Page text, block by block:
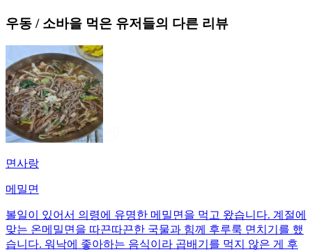
우동 / 소바을 먹은 유저들의 다른 리뷰
면사랑
메밀면
볼일이 있어서 의령에 유명한 메밀면을 먹고 왔습니다. 계절에
맞는 온메밀면을 따끈따끈한 국물과 힘께 후루룩 면치기를 했
습니다. 워낙에 좋아하는 음식이라 곱배기를 먹지 않은 게 후